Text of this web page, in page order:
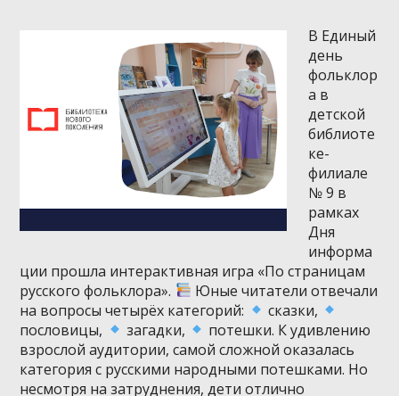
В Единый
день
фольклор
а в
детской
библиоте
ке-
филиале
№ 9 в
рамках
Дня
информа
ции прошла интерактивная игра «По страницам
русского фольклора».
Юные читатели отвечали
на вопросы четырёх категорий:
сказки,
пословицы,
загадки,
потешки. К удивлению
взрослой аудитории, самой сложной оказалась
категория с русскими народными потешками. Но
несмотря на затруднения, дети отлично